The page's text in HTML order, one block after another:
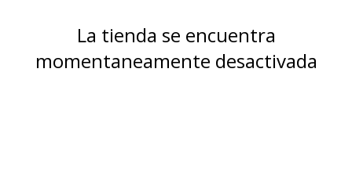
La tienda se encuentra
momentaneamente desactivada